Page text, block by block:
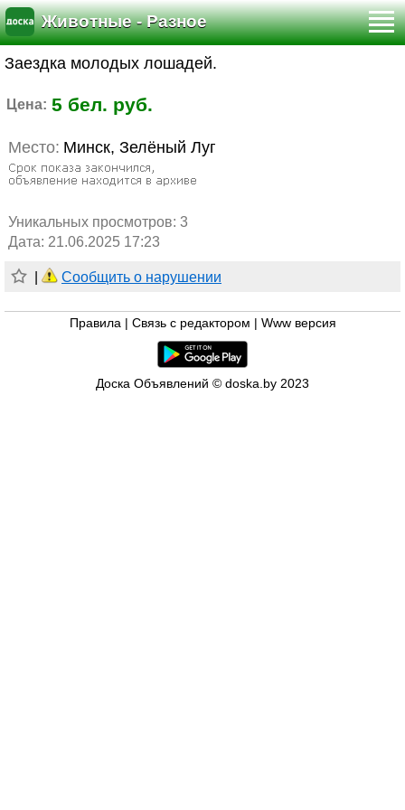
Животные - Разное
Заездка молодых лошадей.
Цена: 5 бел. руб.
Место: Минск, Зелёный Луг
Уникальных просмотров: 3
Дата: 21.06.2025 17:23
Сообщить о нарушении
Правила Связь с редактором Www версия
Доска Объявлений © doska.by 2023